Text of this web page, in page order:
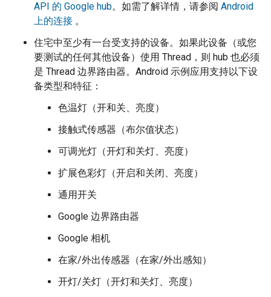
API 的 Google hub。如需了解详情，请参阅 Android
上的连接 。
住宅中至少有一台受支持的设备。如果此设备（或您
要测试的任何其他设备）使用 Thread，则 hub 也必须
是 Thread 边界路由器。Android 示例应用支持以下设
备类型和特征：
色温灯（开和关、亮度）
接触式传感器（布尔值状态）
可调光灯（开灯和关灯、亮度）
扩展色彩灯（开启和关闭、亮度）
通用开关
Google 边界路由器
Google 相机
在家/外出传感器（在家/外出感知）
开灯/关灯（开灯和关灯、亮度）